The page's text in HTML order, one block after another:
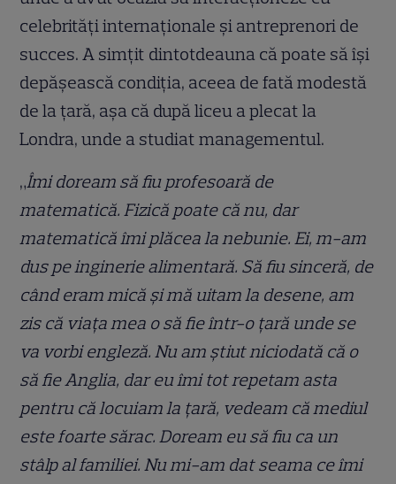
celebrităţi internaţionale şi antreprenori de
succes. A simţit dintotdeauna că poate să îşi
depăşească condiţia, aceea de fată modestă
de la ţară, aşa că după liceu a plecat la
Londra, unde a studiat managementul.
„Îmi doream să fiu profesoară de
matematică. Fizică poate că nu, dar
matematică îmi plăcea la nebunie. Ei, m-am
dus pe inginerie alimentară. Să fiu sinceră, de
când eram mică și mă uitam la desene, am
zis că viața mea o să fie într-o țară unde se
va vorbi engleză. Nu am știut niciodată că o
să fie Anglia, dar eu îmi tot repetam asta
pentru că locuiam la țară, vedeam că mediul
este foarte sărac. Doream eu să fiu ca un
stâlp al familiei. Nu mi-am dat seama ce îmi